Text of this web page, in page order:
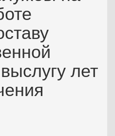
лет